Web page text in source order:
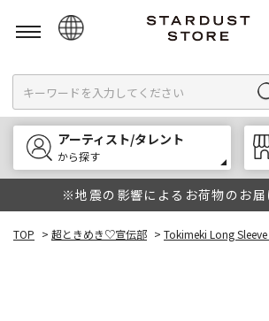
English
한국어
中文
アーティスト/タレント
から探す
※地震の影響によるお荷物のお届
TOP > 超ときめき♡宣伝部 > Tokimeki Long